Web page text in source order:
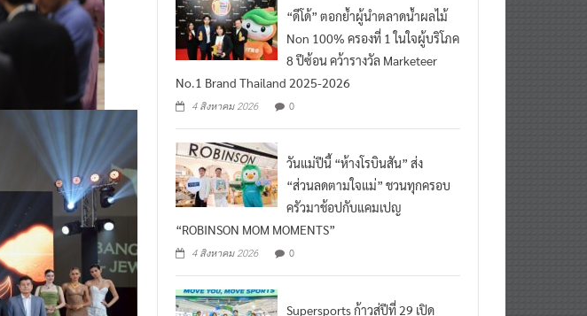
“ดีโด้” ตอกย้ำผู้นำตลาดน้ำผลไม้
Non 100% ครองที่ 1 ในใจผู้บริโภค
8 ปีซ้อน คว้ารางวัล Marketeer
No.1 Brand Thailand 2025-2026
4 สิงหาคม 2026 0
วันแม่ปีนี้ “ห้างโรบินสัน” ส่ง
“ส่วนลดตามใจแม่” ชวนทุกครอบ
ครัวมาช้อปกับแคมเปญ
“ROBINSON MOM MOMENTS”
4 สิงหาคม 2026 0
Supersports ก้าวสู่ปีที่ 29 เปิด